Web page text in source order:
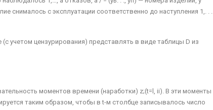
снималось с эксплуатации соответственно до на­ступления 1,. . .
учетом цензурирования) представ­лять в виде таблицы D из
моментов времени (наработки) z;(t=l, ii). В эти моменты
таким образом, чтобы в t-м столбце записывалось число